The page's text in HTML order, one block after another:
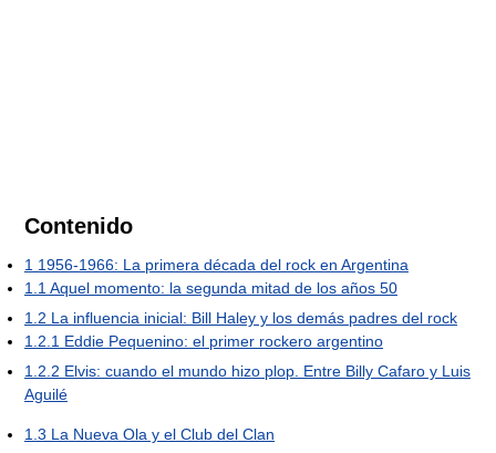
Contenido
1 1956-1966: La primera década del rock en Argentina
1.1 Aquel momento: la segunda mitad de los años 50
1.2 La influencia inicial: Bill Haley y los demás padres del rock
1.2.1 Eddie Pequenino: el primer rockero argentino
1.2.2 Elvis: cuando el mundo hizo plop. Entre Billy Cafaro y Luis
Aguilé
1.3 La Nueva Ola y el Club del Clan